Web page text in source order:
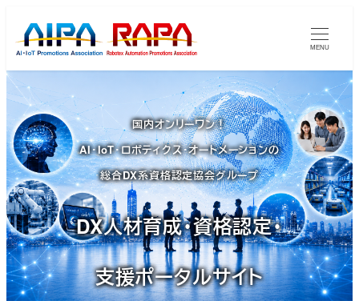
イ
ン
コ
ン
テ
ン
ツ
へ
移
動
MENU
国内オンリーワン！
AI・IoT・ロボティクス・オートメーションの
総合DX系資格認定協会グループ
DX人材育成・資格認定・
支援ポータルサイト